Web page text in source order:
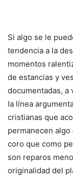
Si algo se le
tendencia a la
momentos
de estancias y
documentadas, a
la línea
cristianas que
permanecen
coro que como
son reparos
originalidad del